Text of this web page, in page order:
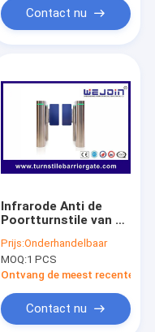
Contact nu
Infrarode Anti de
Poortturnstile van de
Schommelingsbarrière
3 Miljoen Keer
Levensduur
Prijs:Onderhandelbaar
MOQ:1 PCS
Ontvang de meest recente
Contact nu